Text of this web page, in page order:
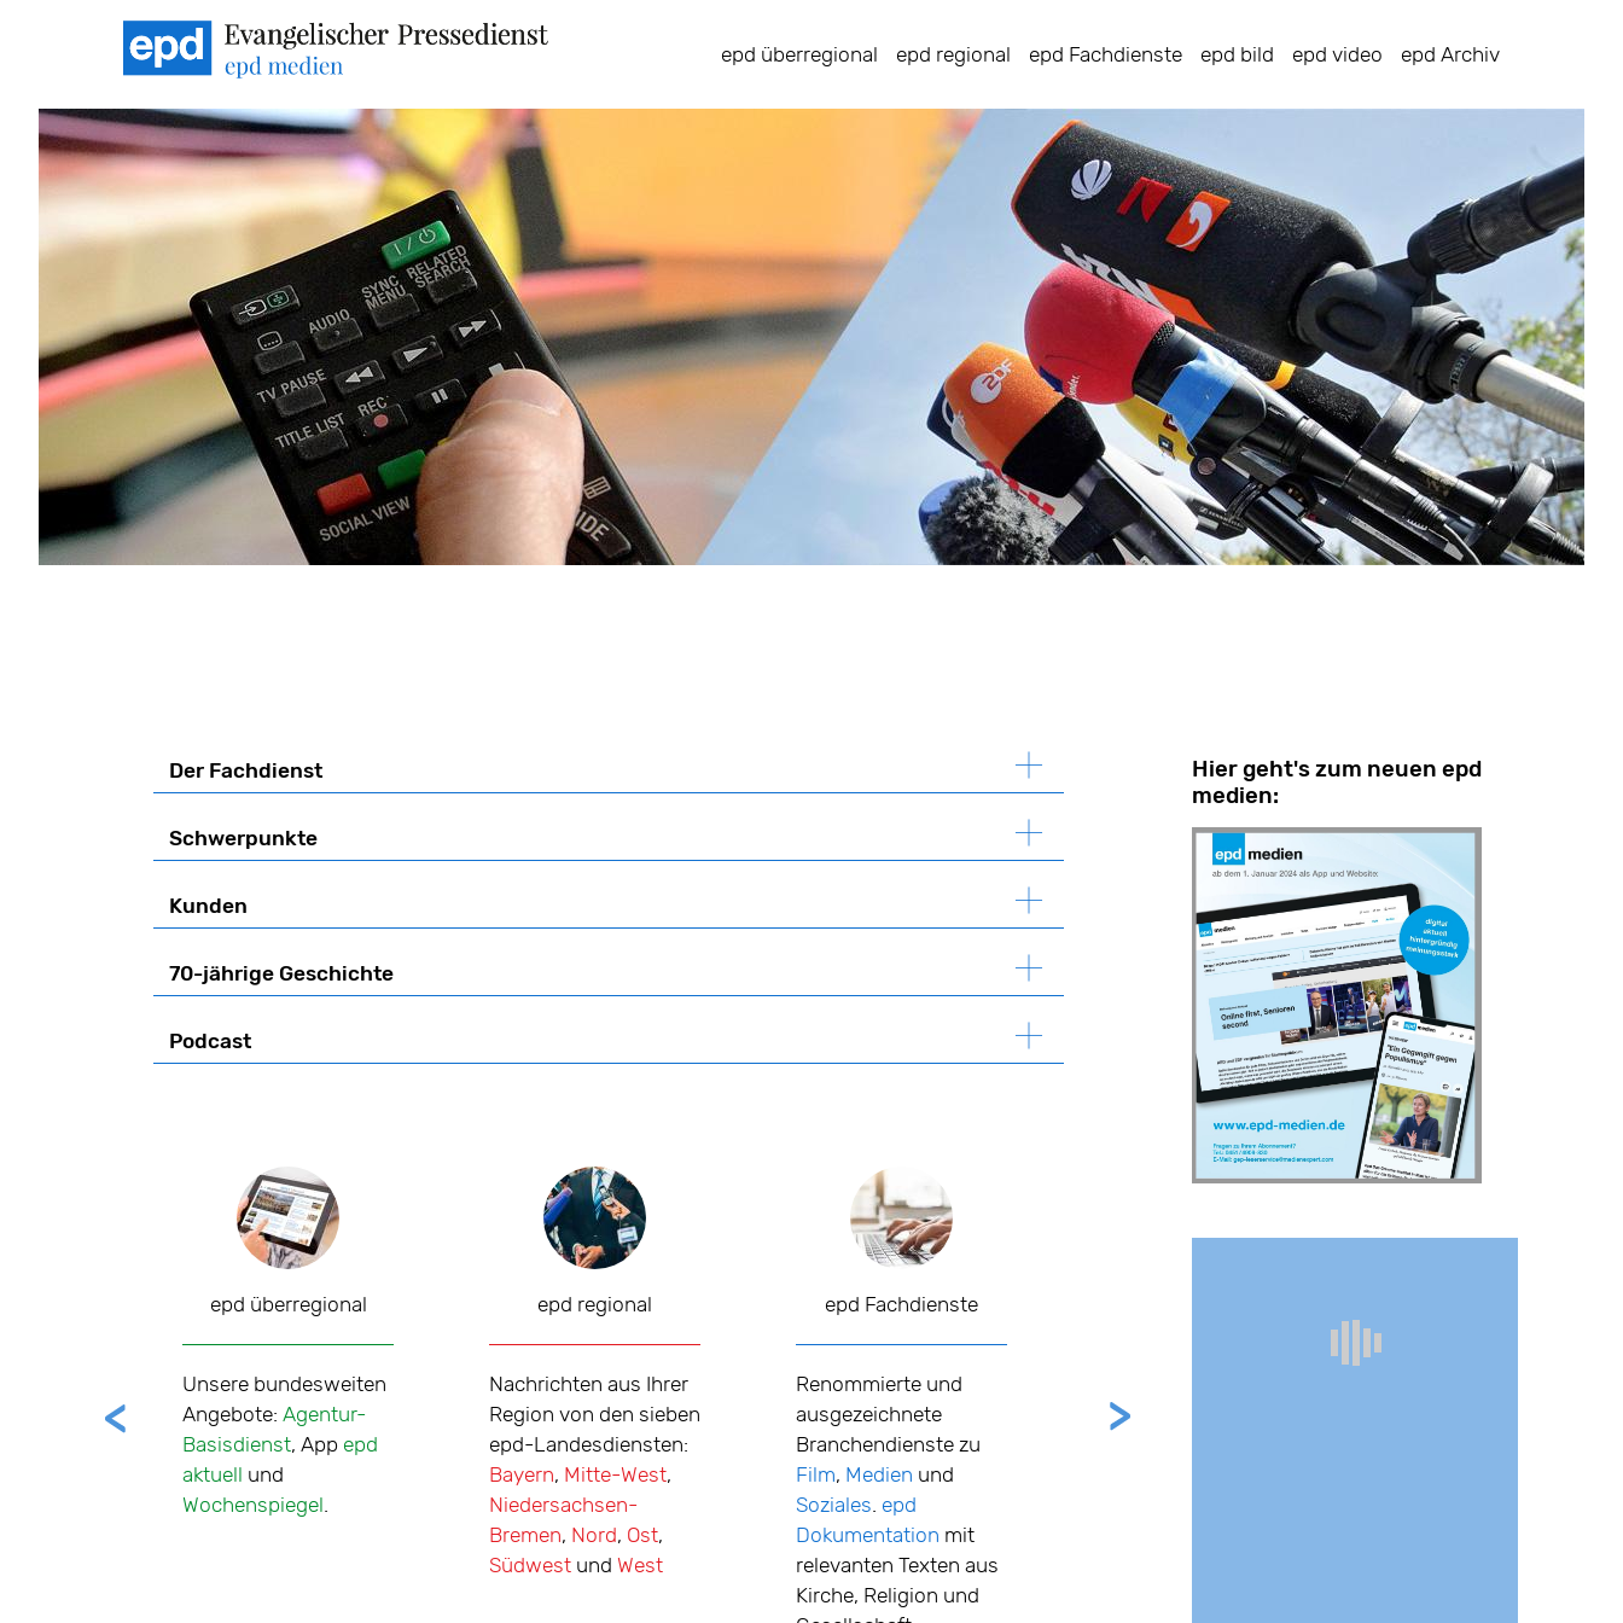
zum
epd überregional epd regional epd Fachdienste epd bild epd video epd Archiv
Der Fachdienst
Schwerpunkte
Kunden
70-jährige Geschichte
Podcast
epd überregional
Unsere bundesweiten
Angebote: Agentur-
Basisdienst, App epd
aktuell und
Wochenspiegel.
epd regional
Nachrichten aus Ihrer
Region von den sieben
epd-Landesdiensten:
Bayern, Mitte-West,
Niedersachsen-
Bremen, Nord, Ost,
Südwest und West
epd Fachdienste
Renommierte und
ausgezeichnete
Branchendienste zu
Film, Medien und
Soziales. epd
Dokumentation mit
relevanten Texten aus
Kirche, Religion und
Themenfotos und
Hier geht's zum neuen epd
medien: